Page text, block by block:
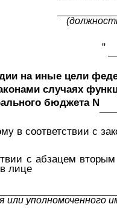
"
на иные цели
случаях
бюджета N
в соответствии с
с абзацем вторым
лице
или уполномоченного